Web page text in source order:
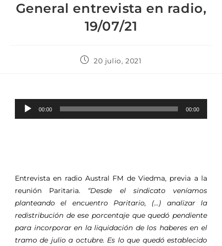
General entrevista en radio,
19/07/21
20 julio, 2021
Reproductor
de
00:00 00:00
Entrevista en radio Austral FM de Viedma, previa a la
reunión Paritaria. “Desde el sindicato veníamos
planteando el encuentro Paritario, (…) analizar la
redistribución de ese porcentaje que quedó pendiente
para incorporar en la liquidación de los haberes en el
tramo de julio a octubre. Es lo que quedó establecido